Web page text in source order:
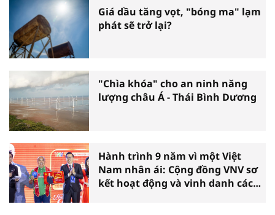
Giá dầu tăng vọt, "bóng ma" lạm
phát sẽ trở lại?
"Chìa khóa" cho an ninh năng
lượng châu Á - Thái Bình Dương
Hành trình 9 năm vì một Việt
Nam nhân ái: Cộng đồng VNV sơ
kết hoạt động và vinh danh các